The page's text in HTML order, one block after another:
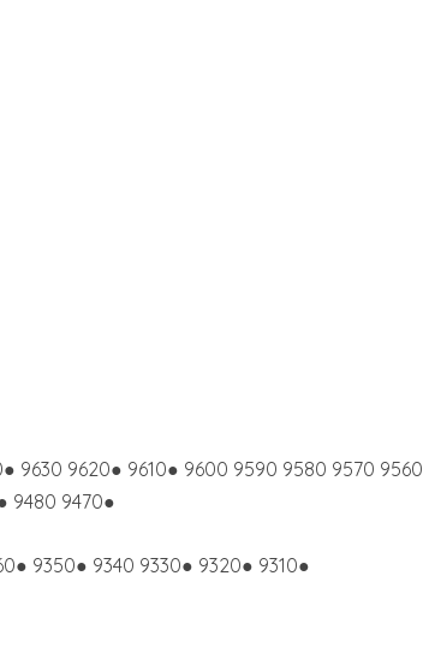
9630 9620● 9610● 9600 9590 9580 9570 9560
9480 9470●
9350● 9340 9330● 9320● 9310●